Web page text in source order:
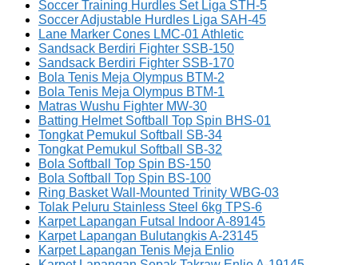
Soccer Training Hurdles Set Liga STH-5
Soccer Adjustable Hurdles Liga SAH-45
Lane Marker Cones LMC-01 Athletic
Sandsack Berdiri Fighter SSB-150
Sandsack Berdiri Fighter SSB-170
Bola Tenis Meja Olympus BTM-2
Bola Tenis Meja Olympus BTM-1
Matras Wushu Fighter MW-30
Batting Helmet Softball Top Spin BHS-01
Tongkat Pemukul Softball SB-34
Tongkat Pemukul Softball SB-32
Bola Softball Top Spin BS-150
Bola Softball Top Spin BS-100
Ring Basket Wall-Mounted Trinity WBG-03
Tolak Peluru Stainless Steel 6kg TPS-6
Karpet Lapangan Futsal Indoor A-89145
Karpet Lapangan Bulutangkis A-23145
Karpet Lapangan Tenis Meja Enlio